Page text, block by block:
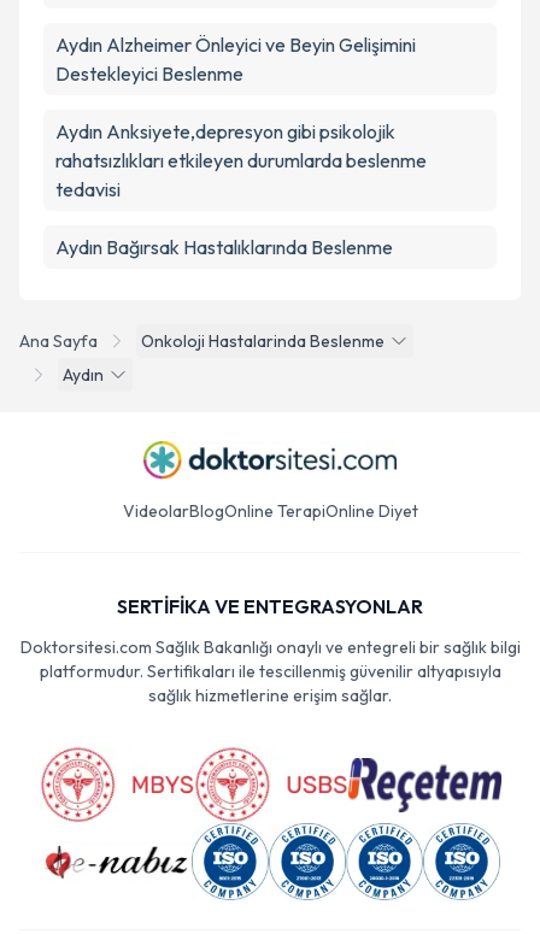
Ana Sayfa
Onkoloji Hastalarinda Beslenme
Aydın
Aydın Alzheimer Önleyici ve Beyin Gelişimini
Destekleyici Beslenme
Aydın Anksiyete,depresyon gibi psikolojik
rahatsızlıkları etkileyen durumlarda beslenme
tedavisi
Aydın Bağırsak Hastalıklarında Beslenme
VideolarBlogOnline TerapiOnline Diyet
SERTİFİKA VE ENTEGRASYONLAR
Doktorsitesi.com Sağlık Bakanlığı onaylı ve entegreli bir sağlık bilgi
platformudur. Sertifikaları ile tescillenmiş güvenilir altyapısıyla
sağlık hizmetlerine erişim sağlar.